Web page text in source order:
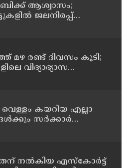
ആശ്വാസം;
ജലനിരപ്പ്
മഴ രണ്ട് ദിവസം കൂടി;
വിദ്യാഭ്യാസ
കയറിയ എല്ലാ
സര്‍ക്കാര്‍
നല്‍കിയ എസ്‌കോര്‍ട്ട്